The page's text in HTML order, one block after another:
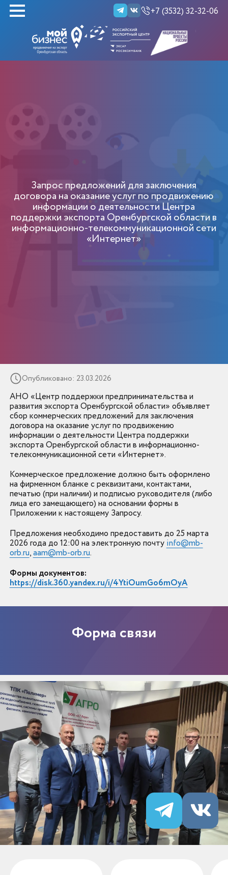
+7 (3532) 32-32-06
Запрос предложений для заключения
договора на оказание услуг по продвижению
информации о деятельности Центра
поддержки экспорта Оренбургской области в
информационно-телекоммуникационной сети
«Интернет»
Опубликовано: 23.03.2026
АНО «Центр поддержки предпринимательства и
развития экспорта Оренбургской области» объявляет
сбор коммерческих предложений для заключения
договора на оказание услуг по продвижению
информации о деятельности Центра поддержки
экспорта Оренбургской области в информационно-
телекоммуникационной сети «Интернет».
Коммерческое предложение должно быть оформлено
на фирменном бланке с реквизитами, контактами,
печатью (при наличии) и подписью руководителя (либо
лица его замещающего) на основании формы в
Приложении к настоящему Запросу.
Предложения необходимо предоставить до 25 марта
2026 года до 12:00 ​​​​​​​на электронную почту info@mb-
orb.ru,aam@mb-orb.ru.
Формы документов:
https://disk.360.yandex.ru/i/4YtiOumGo6mOyA
Форма связи